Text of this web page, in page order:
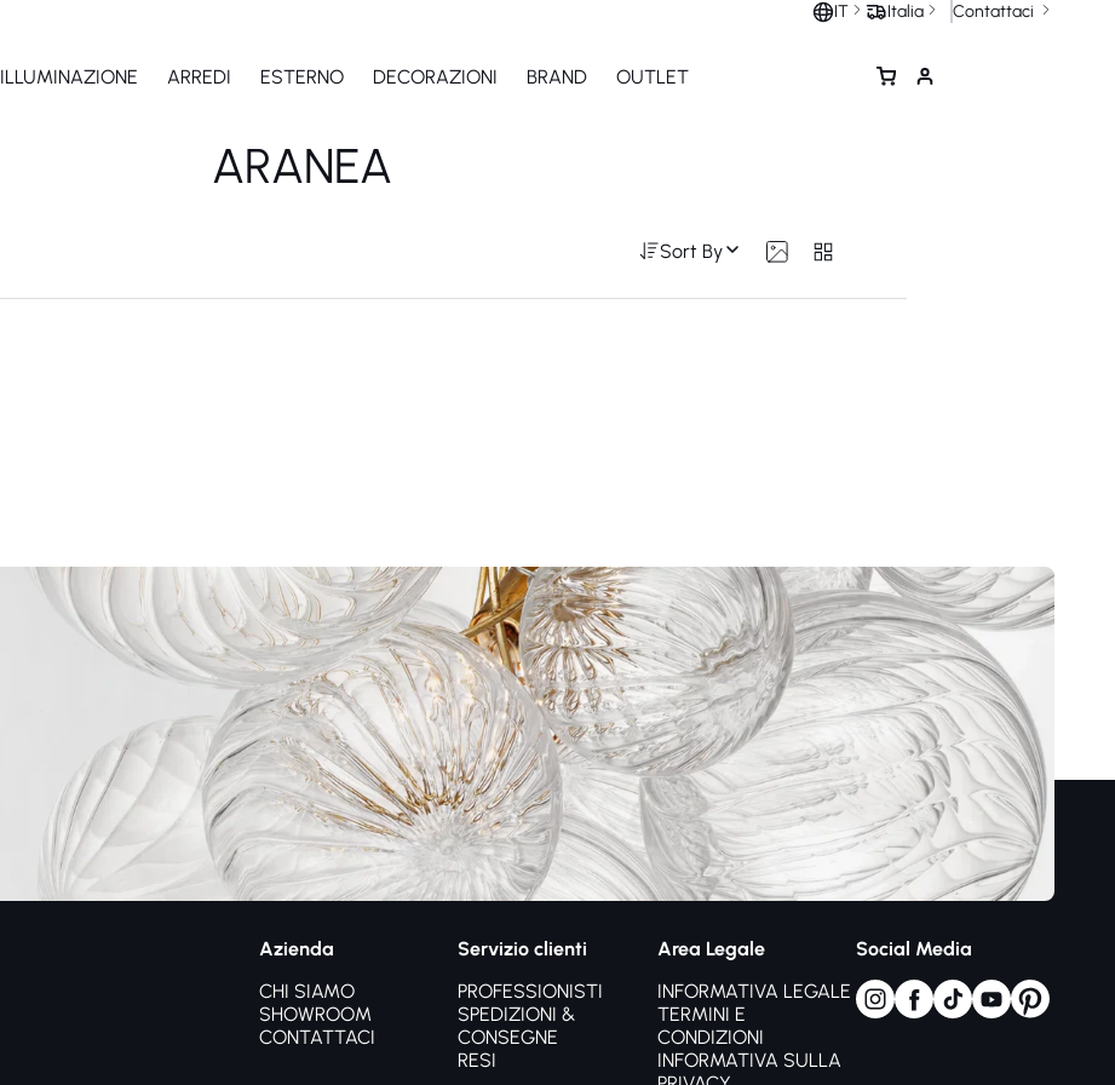
IT Italia Contattaci
ILLUMINAZIONE ARREDI ESTERNO DECORAZIONI BRAND OUTLET
ARANEA
Sort By
Azienda
CHI SIAMO
SHOWROOM
CONTATTACI
Servizio clienti
PROFESSIONISTI
SPEDIZIONI &
CONSEGNE
RESI
Area Legale
INFORMATIVA LEGALE
TERMINI E
CONDIZIONI
INFORMATIVA SULLA
Social Media